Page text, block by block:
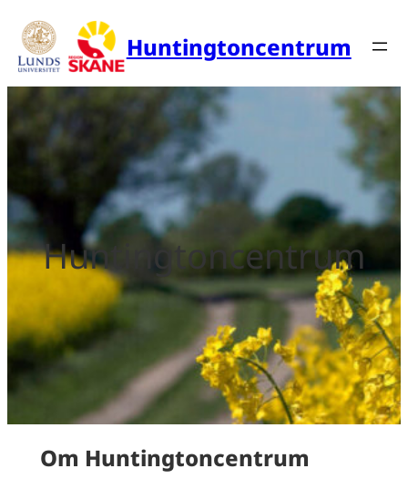
Huntingtoncentrum
Huntingtoncentrum
Om Huntingtoncentrum